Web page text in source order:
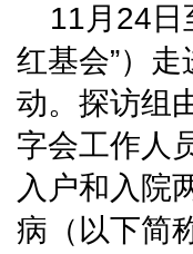
11月24日
红基会”）
动。探访组
字会工作人
入户和入院
病（以下简